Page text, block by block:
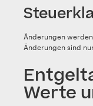
Änderungen
Änderungen sind
Werte